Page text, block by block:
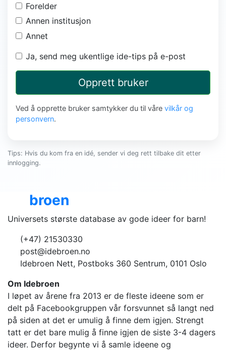
Forelder
Annen institusjon
Annet
Ja, send meg ukentlige ide-tips på e-post
Opprett bruker
Ved å opprette bruker samtykker du til våre vilkår og
personvern.
Tips: Hvis du kom fra en idé, sender vi deg rett tilbake dit etter
innlogging.
broen
Universets største database av gode ideer for barn!
(+47) 21530330
post@idebroen.no
Idebroen Nett, Postboks 360 Sentrum, 0101 Oslo
Om Idebroen
I løpet av årene fra 2013 er de fleste ideene som er
delt på Facebookgruppen vår forsvunnet så langt ned
på siden at det er umulig å finne dem igjen. Strengt
tatt er det bare mulig å finne igjen de siste 3-4 dagers
ideer. Derfor begynte vi å samle ideene og